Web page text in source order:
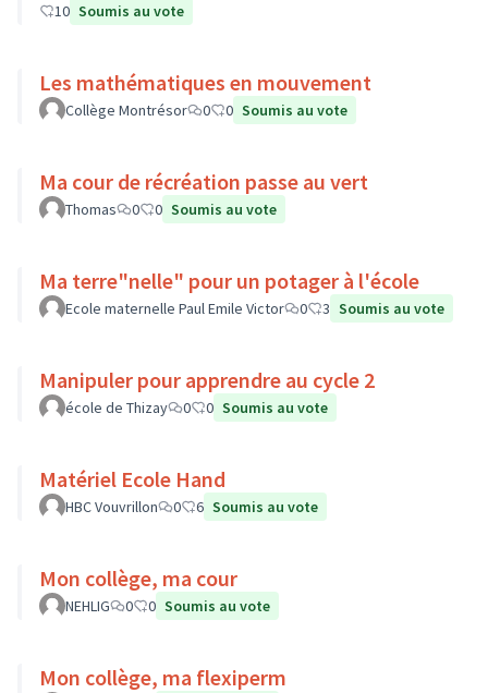
10 Soumis au vote
Les mathématiques en mouvement
Collège Montrésor 0 0 Soumis au vote
Ma cour de récréation passe au vert
Thomas 0 0 Soumis au vote
Ma terre"nelle" pour un potager à l'école
Ecole maternelle Paul Emile Victor 0 3 Soumis au vote
Manipuler pour apprendre au cycle 2
école de Thizay 0 0 Soumis au vote
Matériel Ecole Hand
HBC Vouvrillon 0 6 Soumis au vote
Mon collège, ma cour
NEHLIG 0 0 Soumis au vote
Mon collège, ma flexiperm